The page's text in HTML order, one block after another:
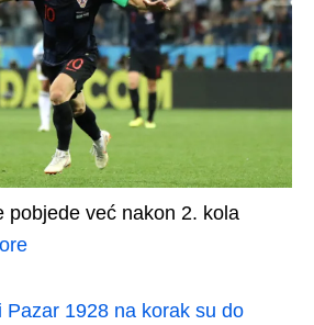
pobjede već nakon 2. kola
Pazar 1928 na korak su do